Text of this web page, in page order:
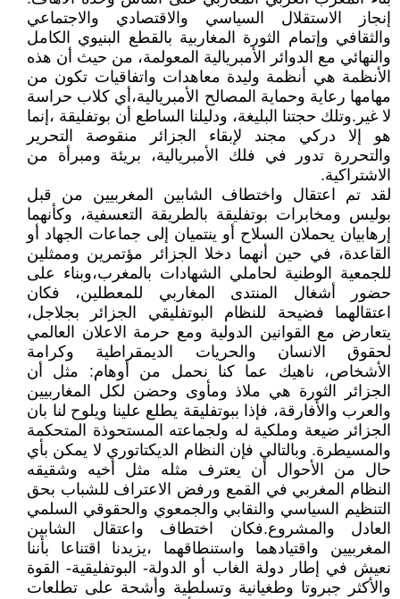
إنجاز الاستقلال السياسي والاقتصادي والاجتماعي
والثقافي وإتمام الثورة المغاربية بالقطع البنيوي الكامل
والنهائي مع الدوائر الأمبريالية المعولمة، من حيث أن هذه
الأنظمة هي أنظمة وليدة معاهدات واتفاقيات تكون من
مهامها رعاية وحماية المصالح الأمبريالية،أي كلاب حراسة
لا غير.وتلك حجتنا البليغة، ودليلنا الساطع أن بوتفليقة ،إنما
هو إلا دركي مجند لإبقاء الجزائر منقوصة التحرير
والتحررة تدور في فلك الأمبريالية، بريئة ومبرأة من
الاشتراكية.
لقد تم اعتقال واختطاف الشابين المغربيين من قبل
بوليس ومخابرات بوتفليقة بالطريقة التعسفية، وكأنهما
إرهابيان يحملان السلاح أو ينتميان إلى جماعات الجهاد أو
القاعدة، في حين أنهما دخلا الجزائر مؤتمرين وممثلين
للجمعية الوطنية لحاملي الشهادات بالمغرب،وبناء على
حضور أشغال المنتدى المغاربي للمعطلين، فكان
اعتقالهما فضيحة للنظام البوتفليقي الجزائر بجلاجل،
يتعارض مع القوانين الدولية ومع حرمة الاعلان العالمي
لحقوق الانسان والحريات الديمقراطية وكرامة
الأشخاص، ناهيك عما كنا نحمل من أوهام: مثل أن
الجزائر الثورة هي ملاذ ومأوى وحضن لكل المغاربيين
والعرب والأفارقة، فإذا ببوتفليقة يطلع علينا ويلوح لنا بان
الجزائر ضيعة وملكية له ولجماعته المستحوذة المتحكمة
والمسيطرة. وبالتالي فإن النظام الديكتاتوري لا يمكن بأي
حال من الأحوال أن يعترف مثله مثل أخيه وشقيقه
النظام المغربي في القمع ورفض الاعتراف للشباب بحق
التنظيم السياسي والنقابي والجمعوي والحقوقي السلمي
العادل والمشروع.فكان اختطاف واعتقال الشابين
المغربيين واقتيادهما واستنطاقهما ،يزيدنا اقتناعا بأننا
نعيش في إطار دولة الغاب أو الدولة- البوتفليقية- القوة
والأكثر جبروتا وطغيانية وتسلطية وأشحة على تطلعات